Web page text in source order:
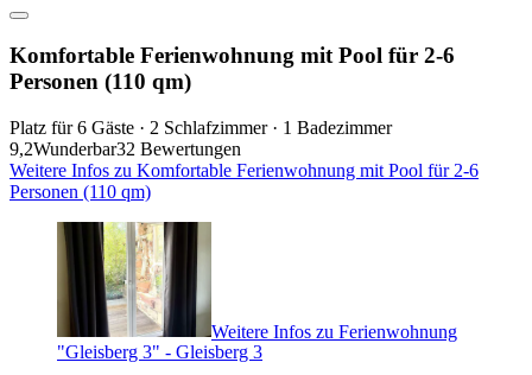
Komfortable Ferienwohnung mit Pool für 2-6
Personen (110 qm)
Platz für 6 Gäste · 2 Schlafzimmer · 1 Badezimmer
9,2Wunderbar32 Bewertungen
Weitere Infos zu Komfortable Ferienwohnung mit Pool für 2-6
Personen (110 qm)
Weitere Infos zu Ferienwohnung
"Gleisberg 3" - Gleisberg 3